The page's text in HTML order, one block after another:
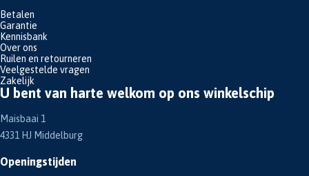
Betalen
Garantie
Kennisbank
Over ons
Ruilen en retourneren
Veelgestelde vragen
Zakelijk
U bent van harte welkom op ons winkelschip
Maisbaai 1
4331 HJ Middelburg
Openingstijden